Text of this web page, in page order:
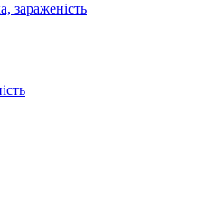
зараженість